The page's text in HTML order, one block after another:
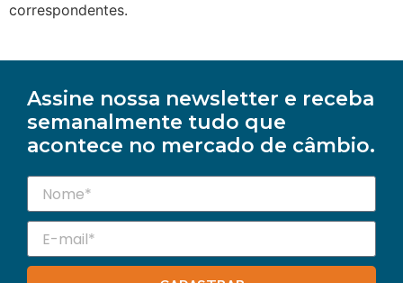
correspondentes.
Assine nossa newsletter e receba
semanalmente tudo que
acontece no mercado de câmbio.